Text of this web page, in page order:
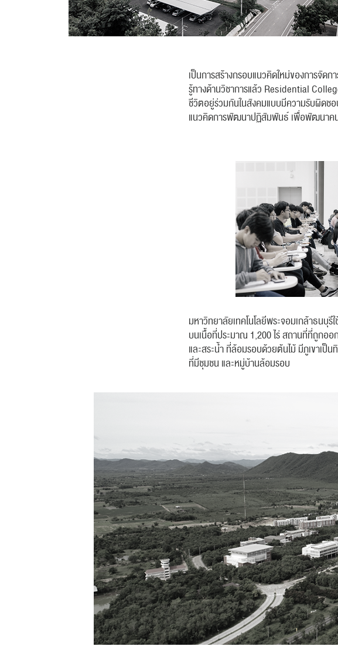
ค้นหา
สำหรับ:
เป็นการสร้างกรอบแนวคิดใหม่ของการจัด
รู้ทางด้านวิชาการแล้ว Residential
ชีวิตอยู่ร่วมกันในสังคมแบบมีความรับผิดชอ
แนวคิดการพัฒนาปฏิสัมพันธ์ เพื่อพัฒนาค
มหาวิทยาลัยเทคโนโลยีพระจอมเกล้าธนบุ
บนเนื้อที่ประมาณ 1,200 ไร่ สถานที่ที่ถูกอ
และสระน้ำ ที่ล้อมรอบด้วยต้นไม้ มีภูเขาเป็
ที่มีชุมชน และหมู่บ้านล้อมรอบ